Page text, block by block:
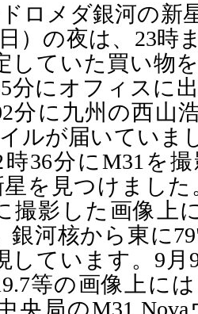
ロメダ銀河の新
）の夜は、23時
していた買い物
分にオフィスに
分に九州の西山
ルが届いていま
時36分にM31を
星を見つけまし
撮影した画像上
銀河核から東に
しています。9月
等の画像上に
央局のM31